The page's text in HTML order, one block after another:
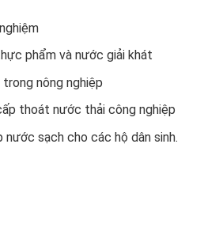
phẩm và nước giải khát
nông nghiệp
thoát nước thải công nghiệp
sạch cho các hộ dân sinh.